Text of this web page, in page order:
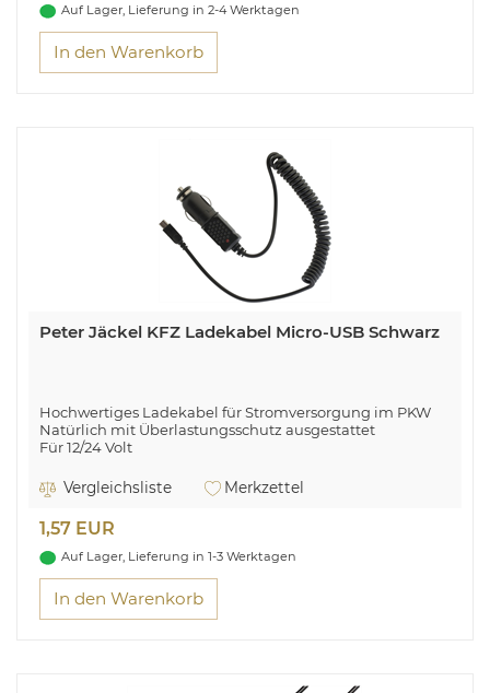
Auf Lager, Lieferung in 2-4 Werktagen
In den Warenkorb
Peter Jäckel KFZ Ladekabel Micro-USB Schwarz
Hochwertiges Ladekabel für Stromversorgung im PKW
Natürlich mit Überlastungsschutz ausgestattet
Für 12/24 Volt
Vergleichsliste Merkzettel
1,57 EUR
Auf Lager, Lieferung in 1-3 Werktagen
In den Warenkorb